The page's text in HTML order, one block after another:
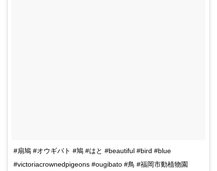
#扇鳩 #オウギバト #鳩 #はと #beautiful #bird #blue
#victoriacrownedpigeons #ougibato #鳥 #福岡市動植物園